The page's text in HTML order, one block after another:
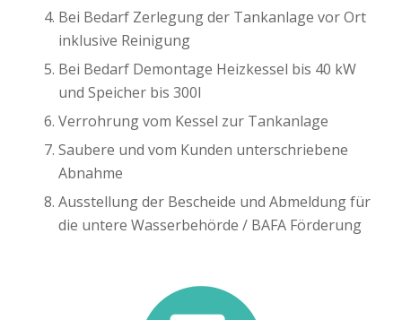
Bei Bedarf Zerlegung der Tankanlage vor Ort
inklusive Reinigung
Bei Bedarf Demontage Heizkessel bis 40 kW
und Speicher bis 300l
Verrohrung vom Kessel zur Tankanlage
Saubere und vom Kunden unterschriebene
Abnahme
Ausstellung der Bescheide und Abmeldung für
die untere Wasserbehörde / BAFA Förderung